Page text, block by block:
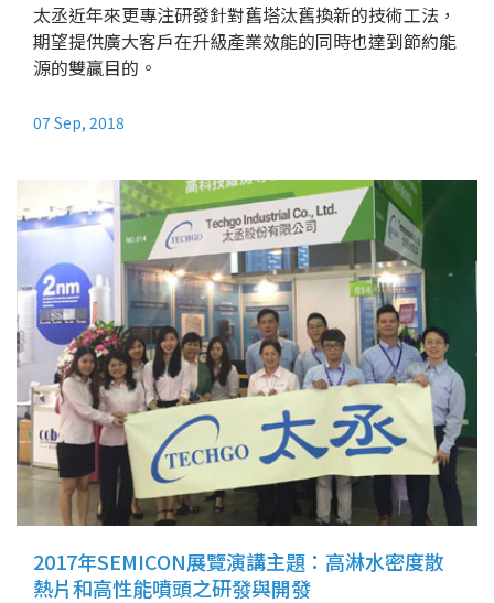
太丞近年來更專注研發針對舊塔汰舊換新的技術工法，
期望提供廣大客戶在升級產業效能的同時也達到節約能
源的雙贏目的。
07 Sep, 2018
2017年SEMICON展覽演講主題：高淋水密度散
熱片和高性能噴頭之研發與開發